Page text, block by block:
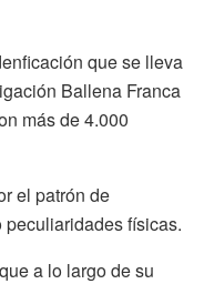
que se lleva
Ballena Franca
más de 4.000
el patrón de
físicas.
a lo largo de su